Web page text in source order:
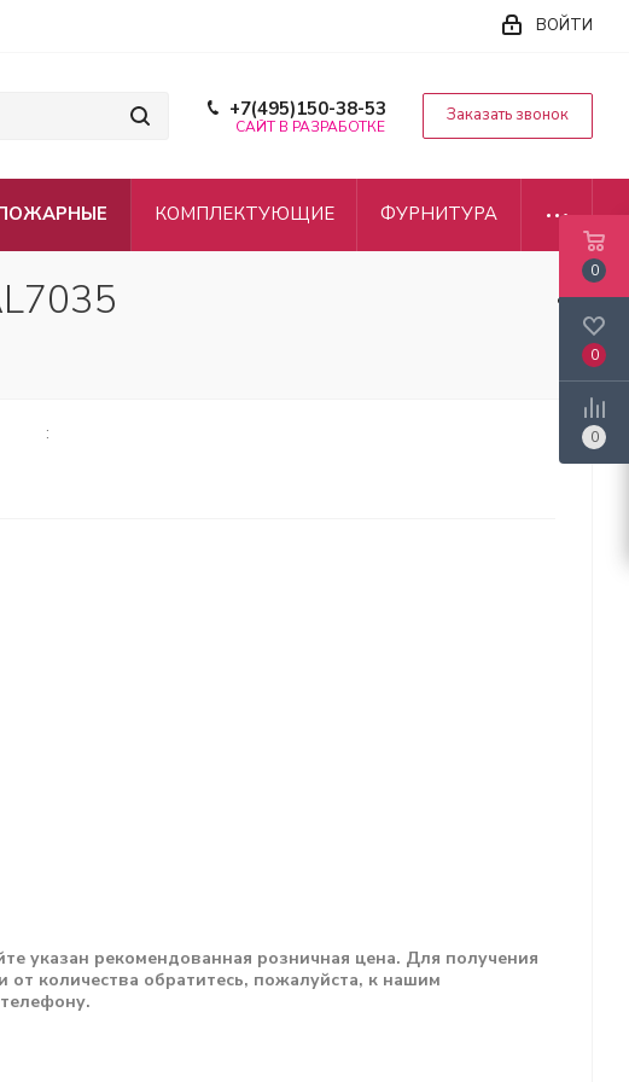
ВОЙТИ
+7(495)150-38-53
САЙТ В РАЗРАБОТКЕ
Заказать звонок
КОМПЛЕКТУЮЩИЕ ФУРНИТУРА
:
указан рекомендованная розничная цена. Для получения
от количества обратитесь, пожалуйста, к нашим
0
0
0